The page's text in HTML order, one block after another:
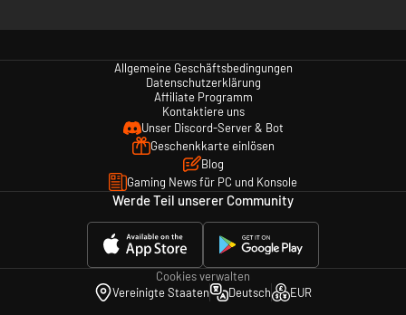
Allgemeine Geschäftsbedingungen
Datenschutzerklärung
Affiliate Programm
Kontaktiere uns
Unser Discord-Server & Bot
Geschenkkarte einlösen
Blog
Gaming News für PC und Konsole
Werde Teil unserer Community
Cookies verwalten
Vereinigte Staaten
Deutsch EUR